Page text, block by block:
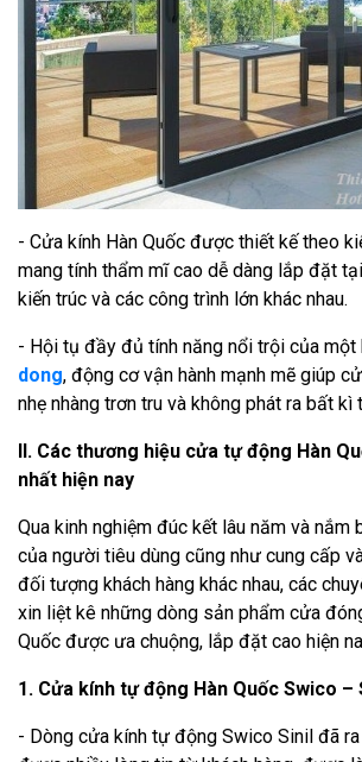
- Cửa kính Hàn Quốc được thiết kế theo
mang tính thẩm mĩ cao dễ dàng lắp đặt
kiến trúc và các công trình lớn khác nhau.
- Hội tụ đầy đủ tính năng nổi trội của một
dong, động cơ vận hành mạnh mẽ giúp
nhẹ nhàng trơn tru và không phát ra bất kì
II. Các thương hiệu cửa tự động Hàn
nhất hiện nay
Qua kinh nghiệm đúc kết lâu năm và nắm
của người tiêu dùng cũng như cung cấp
đối tượng khách hàng khác nhau, các
xin liệt kê những dòng sản phẩm cửa
Quốc được ưa chuộng, lắp đặt cao hiện
1. Cửa kính tự động Hàn Quốc Swico –
- Dòng cửa kính tự động Swico Sinil đã